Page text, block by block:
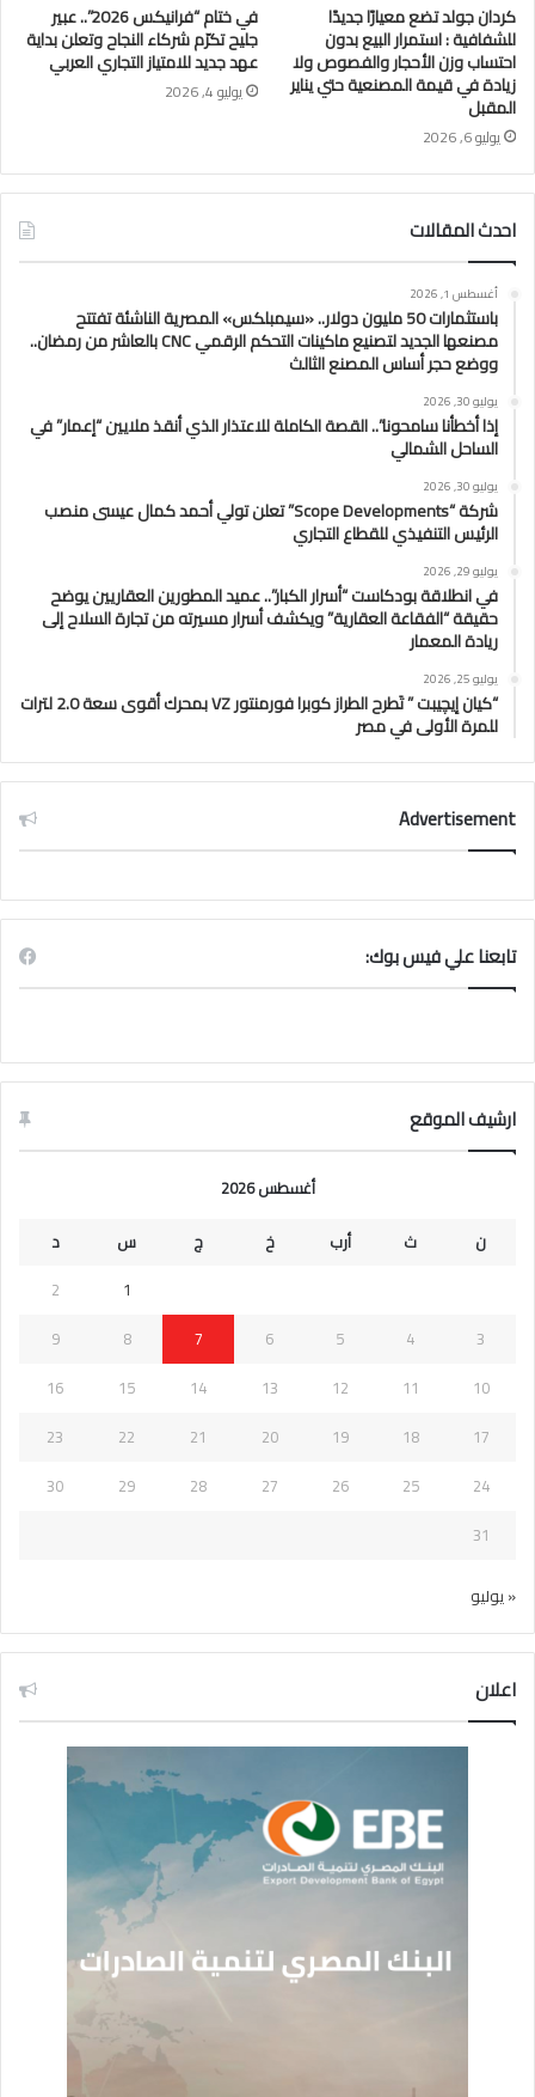
كردان جولد تضع معيارًا جديدًا
للشفافية : استمرار البيع بدون
احتساب وزن الأحجار والفصوص ولا
زيادة في قيمة المصنعية حتي يناير
المقبل
يوليو 6, 2026
في ختام “فرانيكس 2026”.. عبير
جليح تكرّم شركاء النجاح وتعلن بداية
عهد جديد للامتياز التجاري العربي
يوليو 4, 2026
احدث المقالات
أغسطس 1, 2026
باستثمارات 50 مليون دولار.. «سيمبلكس» المصرية الناشئة تفتتح
مصنعها الجديد لتصنيع ماكينات التحكم الرقمي CNC بالعاشر من رمضان..
ووضع حجر أساس المصنع الثالث
يوليو 30, 2026
إذا أخطأنا سامحونا”.. القصة الكاملة للاعتذار الذي أنقذ ملايين “إعمار” في
الساحل الشمالي
يوليو 30, 2026
شركة “Scope Developments” تعلن تولي أحمد كمال عيسى منصب
الرئيس التنفيذي للقطاع التجاري
يوليو 29, 2026
في انطلاقة بودكاست “أسرار الكبار”.. عميد المطورين العقاريين يوضح
حقيقة “الفقاعة العقارية” ويكشف أسرار مسيرته من تجارة السلاح إلى
ريادة المعمار
يوليو 25, 2026
“كيان إيچيبت ” تَطرح الطراز كوبرا فورمنتور VZ بمحرك أقوى سعة 2.0 لترات
للمرة الأولى في مصر
Advertisement
تابعنا علي فيس بوك:
ارشيف الموقع
أغسطس 2026
ن
ث أرب خ ج س
د
1
2
3
4
5
6
7
8
9
10
11
12
13
14
15
16
17
18
19
20
21
22
23
24
25
26
27
28
29
30
31
« يوليو
اعلان